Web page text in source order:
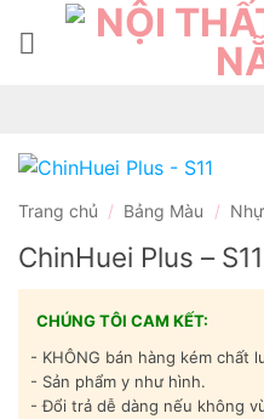
Trang chủ / Bảng Màu /
ChinHuei Plus – S11
CHÚNG TÔI CAM KẾT:
- KHÔNG bán hàng kém chất
- Sản phẩm y như hình.
- Đổi trả dễ dàng nếu không